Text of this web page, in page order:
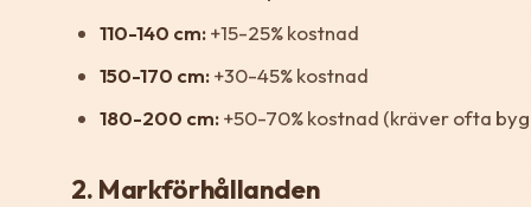
110-140 cm:+15-25% kostnad
150-170 cm:+30-45% kostnad
180-200 cm:+50-70% kostnad (kräver ofta
2. Markförhållanden